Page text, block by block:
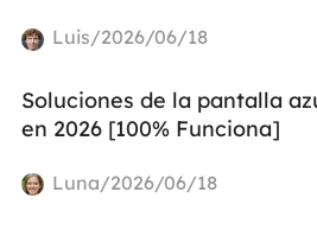
Luis/2026/06/18
Soluciones de la pantalla
en 2026 [100% Funciona]
Luna/2026/06/18